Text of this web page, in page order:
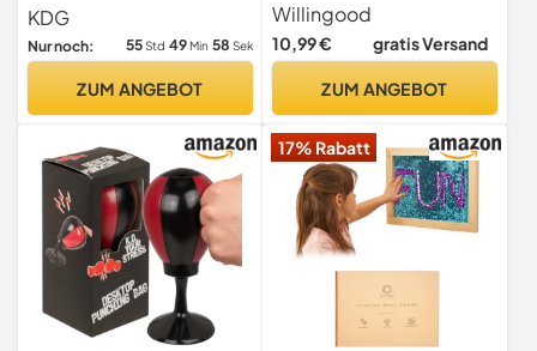
(4er-Pack) für Kinder
KDG
Nur noch: 55 Std 49 Min 56 Sek
ZUM ANGEBOT
Spielzeug für ADHS in
Schwarz
Willingood
10,99 € gratis Versand
ZUM ANGEBOT
17% Rabatt